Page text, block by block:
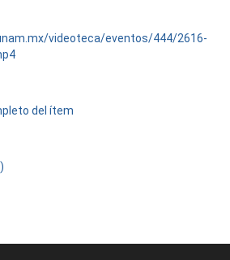
videoteca/eventos/444/2616-
del ítem